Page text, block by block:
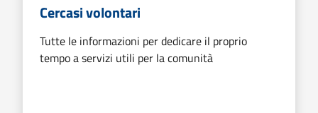
Cercasi volontari
Tutte le informazioni per dedicare il proprio
tempo a servizi utili per la comunità